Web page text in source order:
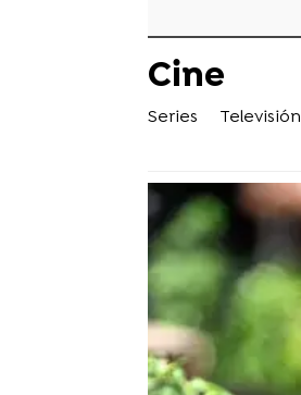
Cine
Series Televisión